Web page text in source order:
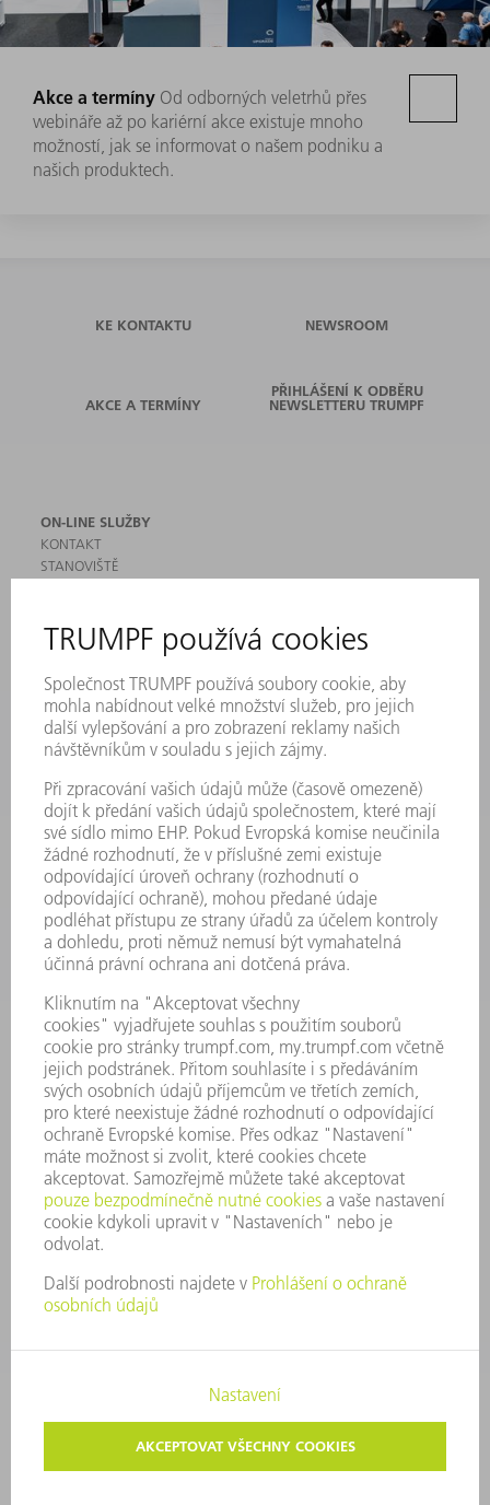
Akce a termíny Od odborných veletrhů přes
webináře až po kariérní akce existuje mnoho
možností, jak se informovat o našem podniku a
našich produktech.
KE KONTAKTU NEWSROOM
AKCE A TERMÍNY
PŘIHLÁŠENÍ K ODBĚRU
NEWSLETTERU TRUMPF
ON-LINE SLUŽBY
KONTAKT
STANOVIŠTĚ
MYTRUMPF
BEZPEČNOSTNÍ LISTY
PRODUKTY
STROJE & SYSTÉMY
LASER
VÝKONOVÁ ELEKTRONIKA
SMART FACTORY
SOFTWARE
SERVIS
POUŽITÍ
ODVĚTVÍ
SPOLEČNOST
KARIÉRA
PRACOVNÍ NABÍDKY
PROFIL PODNIKU
VÝROČNÍ ZPRÁVA
ZÁSADY SPOLEČNOSTI
SHODA
SYSTÉM UPOZORŇOVAČŮ
SECURITY
TISKOVÉ ZPRÁVY
MAGAZÍN
UDRŽITELNOST
ŽIVOTNÍ PROSTŘEDÍ & KLIMA
SOCIÁLNÍ TÉMA & SPOLEČNOST
VEDENÍ FIRMY
OCHRANA DAT
AUTORSKÉ A ZNÁMKOVÉ PRÁVO
VOP TRUMPF PRAHA
NASTAVENÍ SOUKROMÍ